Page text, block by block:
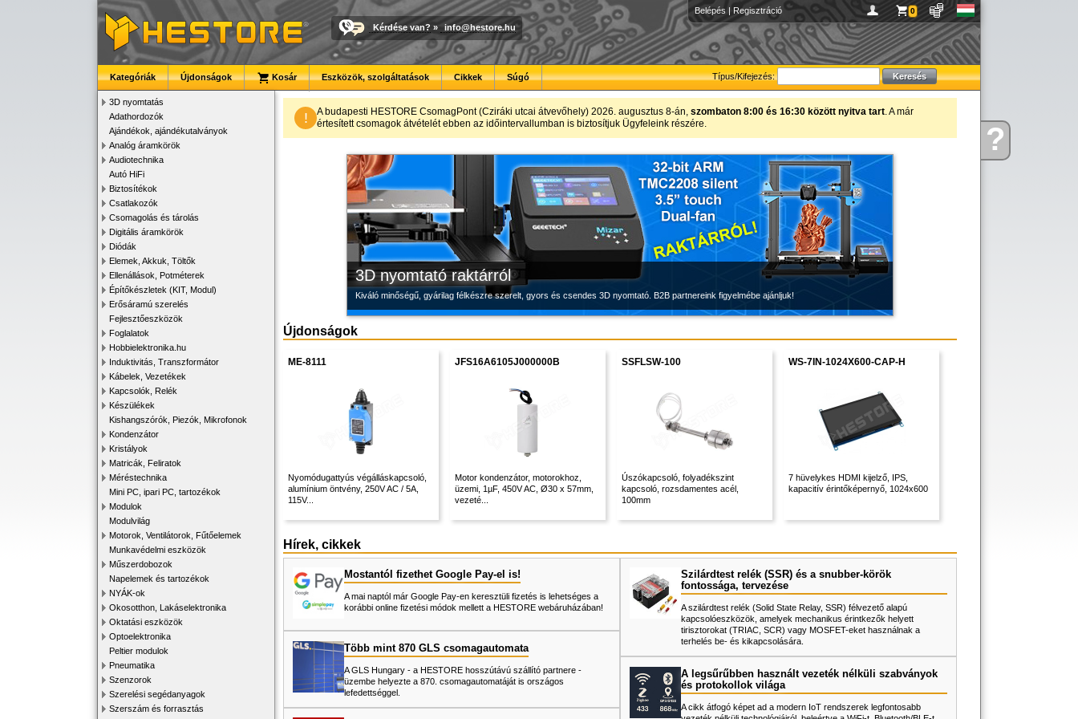
Kérdése?
Belépés | Regisztráció 0
Kérdése van? » info@hestore.hu
Típus/Kifejezés:
Kategóriák Újdonságok Kosár Eszközök, szolgáltatások Cikkek Súgó
3D nyomtatás
Adathordozók
Ajándékok, ajándékutalványok
Analóg áramkörök
Audiotechnika
Autó HiFi
Biztosítékok
Csatlakozók
Csomagolás és tárolás
Digitális áramkörök
Diódák
Elemek, Akkuk, Töltők
Ellenállások, Potméterek
Építőkészletek (KIT, Modul)
Erősáramú szerelés
Fejlesztőeszközök
Foglalatok
Hobbielektronika.hu
Induktivitás, Transzformátor
Kábelek, Vezetékek
Kapcsolók, Relék
Készülékek
Kishangszórók, Piezók, Mikrofonok
Kondenzátor
Kristályok
Matricák, Feliratok
Méréstechnika
Mini PC, ipari PC, tartozékok
Modulok
Modulvilág
Motorok, Ventilátorok, Fűtőelemek
Munkavédelmi eszközök
Műszerdobozok
Napelemek és tartozékok
NYÁK-ok
Okosotthon, Lakáselektronika
Oktatási eszközök
Optoelektronika
Peltier modulok
Pneumatika
Szenzorok
Szerelési segédanyagok
Szerszám és forrasztás
! A budapesti HESTORE CsomagPont (Cziráki utcai átvevőhely) 2026. augusztus 8-án, szombaton 8:00 és 16:30 között nyitva tart. A már
értesített csomagok átvételét ebben az időintervallumban is biztosítjuk Ügyfeleink részére.
3D nyomtató raktárról
Kiváló minőségű, gyárilag félkészre szerelt, gyors és csendes 3D nyomtató. B2B partnereink figyelmébe ajánljuk!
Új PLA filamentek készletről
Kiváló árfekvésű, sok színben elérhető 1.75 mm-es PLA filamentek a HESTORE kínálatában
Modulvilág
Fejlesztés, szórakozás és robotika, a HESTORE-tól
Megbízható labortápegység készletről
Új, modern megjelenésű és megbízható labortápegység, a HESTORE kínálatában
Újdonságok
ME-8111
Nyomódugattyús végálláskapcsoló,
alumínium öntvény, 250V AC / 5A,
115V...
JFS16A6105J000000B
Motor kondenzátor, motorokhoz,
üzemi, 1µF, 450V AC, Ø30 x 57mm,
vezeté...
SSFLSW-100
Úszókapcsoló, folyadékszint
kapcsoló, rozsdamentes acél,
100mm
WS-7IN-1024X600-CAP-H
7 hüvelykes HDMI kijelző, IPS,
kapacitív érintőképernyő, 1024x600
Hírek, cikkek
Mostantól fizethet Google Pay-el is!
A mai naptól már Google Pay-en keresztüli fizetés is lehetséges a
korábbi online fizetési módok mellett a HESTORE webáruházában!
Több mint 870 GLS csomagautomata
A GLS Hungary - a HESTORE hosszútávú szállító partnere -
üzembe helyezte a 870. csomagautomatáját is országos
lefedettséggel.
Szilárdtest relék (SSR) és a snubber-körök
fontossága, tervezése
A szilárdtest relék (Solid State Relay, SSR) félvezető alapú
kapcsolóeszközök, amelyek mechanikus érintkezők helyett
tirisztorokat (TRIAC, SCR) vagy MOSFET-eket használnak a
terhelés be- és kikapcsolására.
A legsűrűbben használt vezeték nélküli szabványok
és protokollok világa
A cikk átfogó képet ad a modern IoT rendszerek legfontosabb